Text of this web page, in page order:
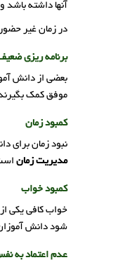
آنها داشته
در زمان غیر
برنامه ریزی
بعضی از دانش
موفق کمک
کمبود زمان
نبود زمان برای
مدیریت زمان
کمبود خواب
خواب کافی یکی
شود دانش
عدم اعتماد به